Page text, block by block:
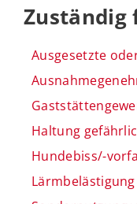
Zuständig
Ausgesetzte
Haltung
Hundebiss/-